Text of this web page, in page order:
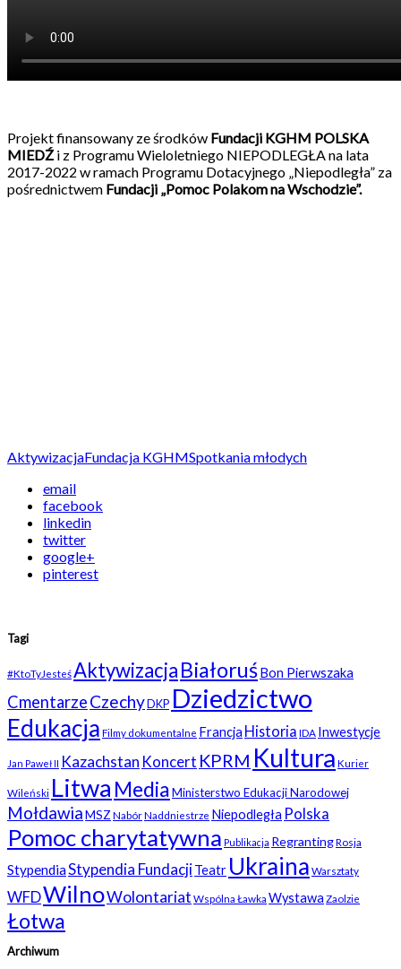
Projekt finansowany ze środków Fundacji KGHM POLSKA
MIEDŹ i z Programu Wieloletniego NIEPODLEGŁA na lata
2017-2022 w ramach Programu Dotacyjnego „Niepodległa” za
pośrednictwem Fundacji „Pomoc Polakom na Wschodzie”.
AktywizacjaFundacja KGHMSpotkania młodych
email
facebook
linkedin
twitter
google+
pinterest
Tagi
#KtoTyJesteśAktywizacjaBiałoruśBon Pierwszaka
CmentarzeCzechyDKP Dziedzictwo
Edukacja Filmy dokumentalne Francja Historia IDA Inwestycje
Jan Paweł II Kazachstan Koncert KPRM Kultura Kurier
Wileński Litwa MediaMinisterstwo Edukacji Narodowej
MołdawiaMSZ NabórNaddniestrze Niepodległa Polska
Pomoc charytatywna Publikacja RegrantingRosja
StypendiaStypendia FundacjiTeatr Ukraina Warsztaty
WFDWilnoWolontariat Wspólna Ławka Wystawa Zaolzie
Łotwa
Archiwum